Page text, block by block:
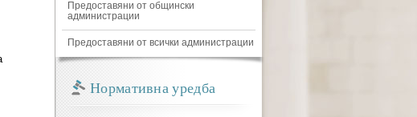
Предоставяни от общински
администрации
Предоставяни от всички администрации
Нормативна уредба